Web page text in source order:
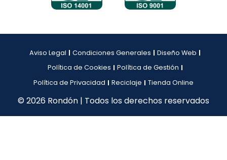
Aviso Legal Condiciones Generales
Diseño Web
Política de Cookies
Política de Gestión
Política de Privacidad
Reciclaje Tienda Online
© 2026 Rondón | Todos los derechos reservados